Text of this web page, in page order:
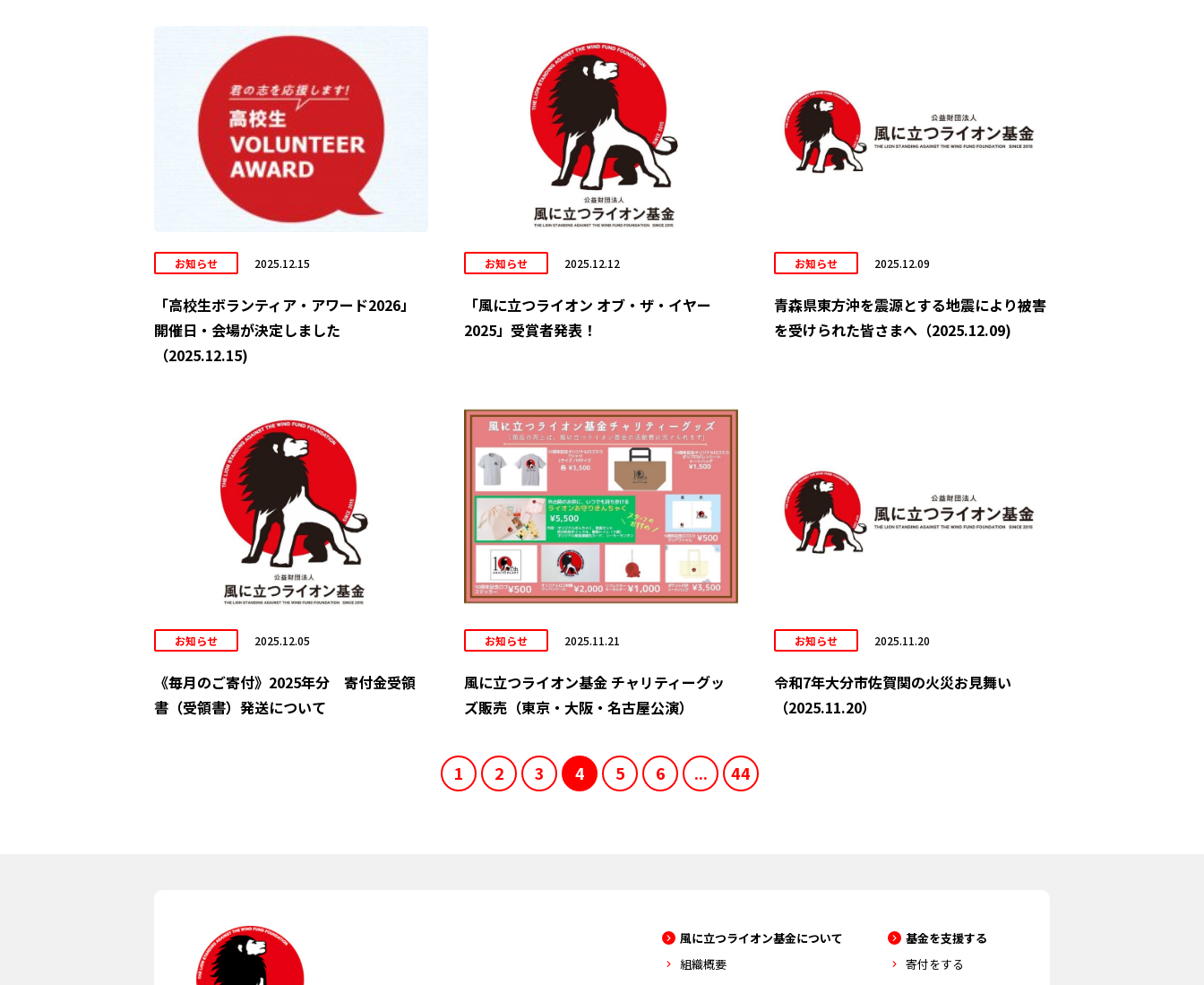
お知らせ 2025.12.15
「高校生ボランティア・アワード2026」
開催日・会場が決定しました
（2025.12.15)
お知らせ 2025.12.12
「風に立つライオン オブ・ザ・イヤー
2025」受賞者発表！
お知らせ 2025.12.09
青森県東方沖を震源とする地震により被害
を受けられた皆さまへ（2025.12.09)
お知らせ 2025.12.05
《毎月のご寄付》2025年分 寄付金受領
書（受領書）発送について
お知らせ 2025.11.21
風に立つライオン基金 チャリティーグッ
ズ販売（東京・大阪・名古屋公演）
お知らせ 2025.11.20
令和7年大分市佐賀関の火災お見舞い
（2025.11.20）
1 2 3 4 5 6 ... 44
風に立つライオン基金について
組織概要
基金を支援する
寄付をする